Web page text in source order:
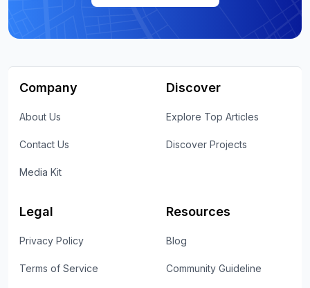
Company
About Us
Contact Us
Media Kit
Discover
Explore Top Articles
Discover Projects
Legal
Privacy Policy
Terms of Service
Resources
Blog
Community Guideline